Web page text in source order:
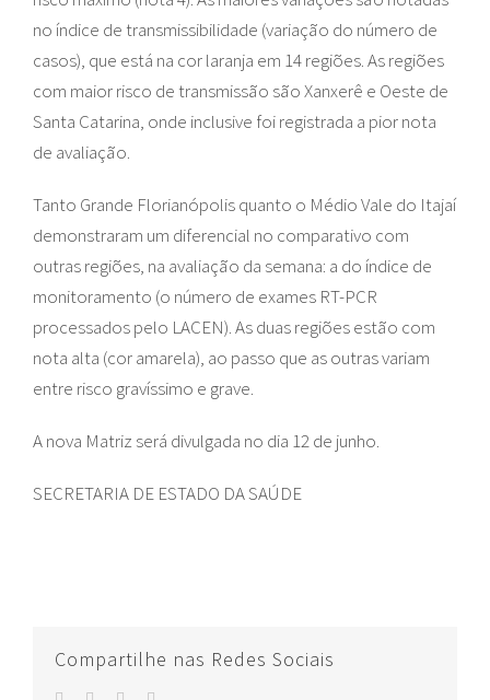
no índice de transmissibilidade (variação do número de
casos), que está na cor laranja em 14 regiões. As regiões
com maior risco de transmissão são Xanxerê e Oeste de
Santa Catarina, onde inclusive foi registrada a pior nota
de avaliação.
Tanto Grande Florianópolis quanto o Médio Vale do Itajaí
demonstraram um diferencial no comparativo com
outras regiões, na avaliação da semana: a do índice de
monitoramento (o número de exames RT-PCR
processados pelo LACEN). As duas regiões estão com
nota alta (cor amarela), ao passo que as outras variam
entre risco gravíssimo e grave.
A nova Matriz será divulgada no dia 12 de junho.
SECRETARIA DE ESTADO DA SAÚDE
Compartilhe nas Redes Sociais